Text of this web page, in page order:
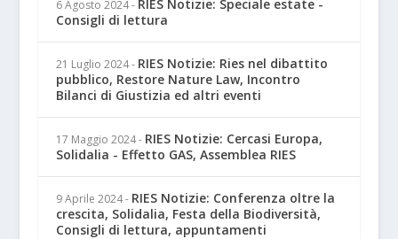
6 Agosto 2024 - RIES Notizie: Speciale estate -
Consigli di lettura
21 Luglio 2024 - RIES Notizie: Ries nel dibattito
pubblico, Restore Nature Law, Incontro
Bilanci di Giustizia ed altri eventi
17 Maggio 2024 - RIES Notizie: Cercasi Europa,
Solidalia - Effetto GAS, Assemblea RIES
9 Aprile 2024 - RIES Notizie: Conferenza oltre la
crescita, Solidalia, Festa della Biodiversità,
Consigli di lettura, appuntamenti